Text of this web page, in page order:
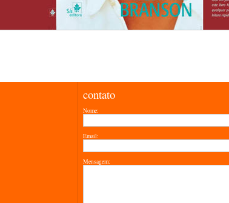
contato
Nome:
Email:
Mensagem: